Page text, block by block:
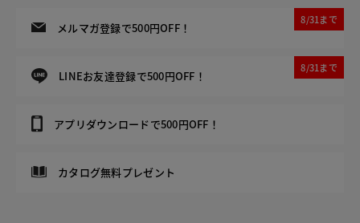
メルマガ登録で500円OFF！
8/31まで
LINEお友達登録で500円OFF！
8/31まで
アプリダウンロードで500円OFF！
カタログ無料プレゼント